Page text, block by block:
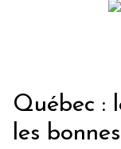
Québec :
les